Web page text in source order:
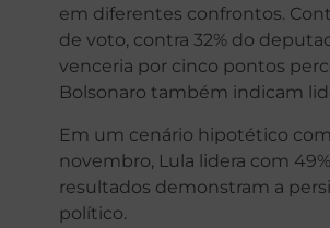
em diferentes confrontos.
de voto, contra 32% do
venceria por cinco pontos
Bolsonaro também indicam
Em um cenário hipotético
novembro, Lula lidera com
resultados demonstram a
político.